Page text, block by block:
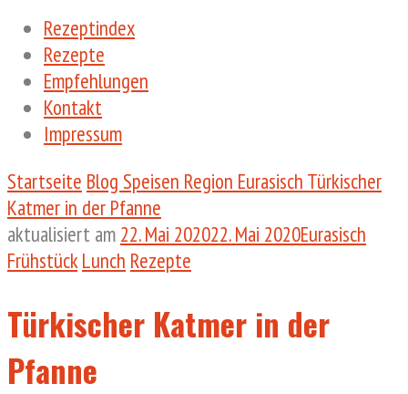
Rezeptindex
Rezepte
Empfehlungen
Kontakt
Impressum
Startseite Blog Speisen Region Eurasisch Türkischer
Katmer in der Pfanne
aktualisiert am 22. Mai 202022. Mai 2020Eurasisch
Frühstück Lunch Rezepte
Türkischer Katmer in der
Pfanne